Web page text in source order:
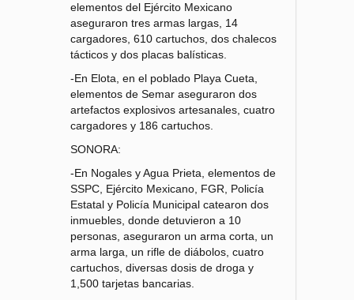
elementos del Ejército Mexicano
aseguraron tres armas largas, 14
cargadores, 610 cartuchos, dos chalecos
tácticos y dos placas balísticas.
-En Elota, en el poblado Playa Cueta,
elementos de Semar aseguraron dos
artefactos explosivos artesanales, cuatro
cargadores y 186 cartuchos.
SONORA:
-En Nogales y Agua Prieta, elementos de
SSPC, Ejército Mexicano, FGR, Policía
Estatal y Policía Municipal catearon dos
inmuebles, donde detuvieron a 10
personas, aseguraron un arma corta, un
arma larga, un rifle de diábolos, cuatro
cartuchos, diversas dosis de droga y
1,500 tarjetas bancarias.